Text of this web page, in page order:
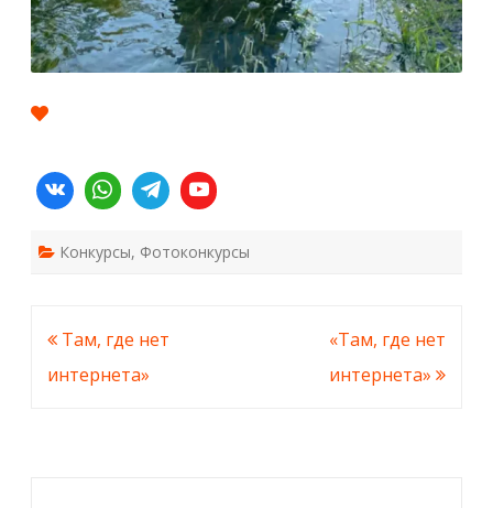
Конкурсы, Фотоконкурсы
Навигация
по
Там, где нет
интернета»
«Там, где нет
интернета»